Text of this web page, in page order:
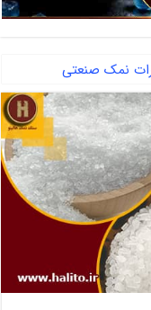
نمک صنعتی